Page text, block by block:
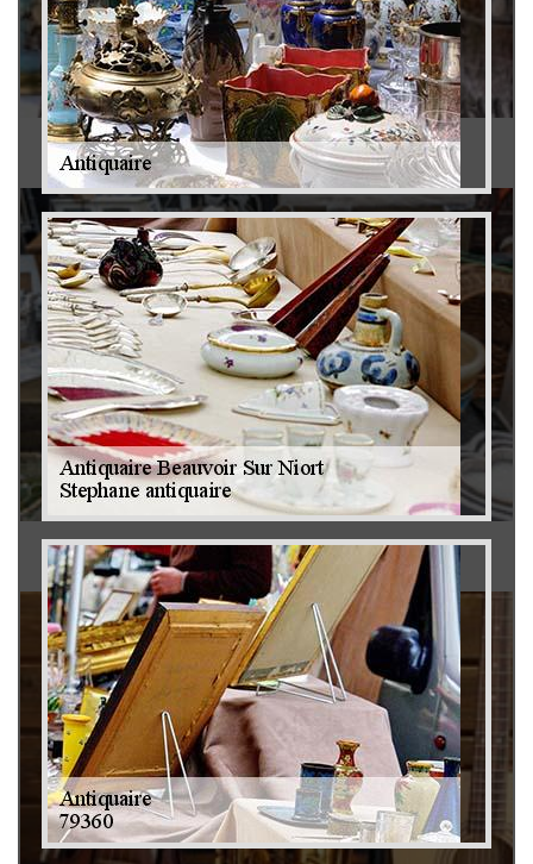
Antiquaire 79
Brocanteur 79